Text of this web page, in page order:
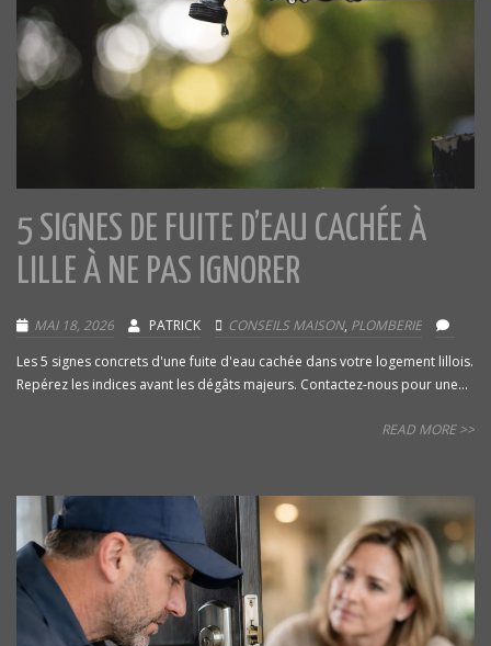
5 SIGNES DE FUITE D’EAU CACHÉE À
LILLE À NE PAS IGNORER
MAI 18, 2026 PATRICK CONSEILS MAISON, PLOMBERIE
Les 5 signes concrets d'une fuite d'eau cachée dans votre logement lillois.
Repérez les indices avant les dégâts majeurs. Contactez-nous pour une...
READ MORE >>